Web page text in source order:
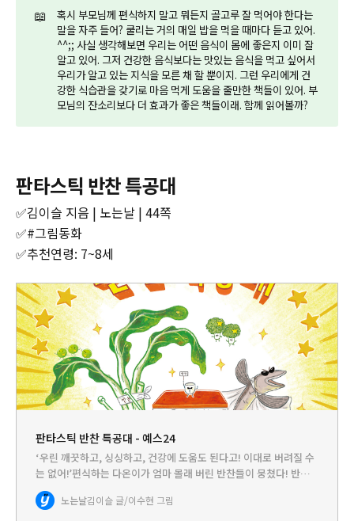
📖
혹시 부모님께 편식하지 말고 뭐든지 골고루 잘 먹어야 한다는
말을 자주 들어? 쿨리는 거의 매일 밥을 먹을 때마다 듣고 있어.
^^;; 사실 생각해보면 우리는 어떤 음식이 몸에 좋은지 이미 잘
알고 있어. 그저 건강한 음식보다는 맛있는 음식을 먹고 싶어서
우리가 알고 있는 지식을 모른 채 할 뿐이지. 그런 우리에게 건
강한 식습관을 갖기로 마음 먹게 도움을 줄만한 책들이 있어. 부
모님의 잔소리보다 더 효과가 좋은 책들이래. 함께 읽어볼까?
판타스틱 반찬 특공대
✅김이슬 지음 | 노는날 | 44쪽
✅#그림동화
✅추천연령: 7~8세
판타스틱 반찬 특공대 - 예스24
‘우린 깨끗하고, 싱싱하고, 건강에 도움도 된다고! 이대로 버려질 수
는 없어!’편식하는 다온이가 엄마 몰래 버린 반찬들이 뭉쳤다! 반찬
특공대는 ‘골고루, 맛있게, 먹게 한다!’는 특명을 완수할 수 있을까?
편식하는 아이들을 위해 뭉쳤다! 우리는 ’반찬 특공대!…
노는날김이슬 글/이수현 그림